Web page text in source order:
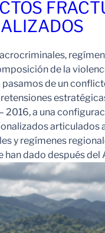
de la
pasamos de un
2016, a una
articulados
y regímenes
han dado después del